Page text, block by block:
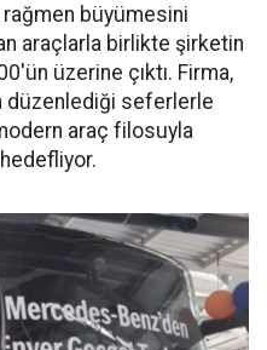
büyümesini
araçlarla birlikte şirketin
üzerine çıktı. Firma,
düzenlediği seferlerle
araç filosuyla